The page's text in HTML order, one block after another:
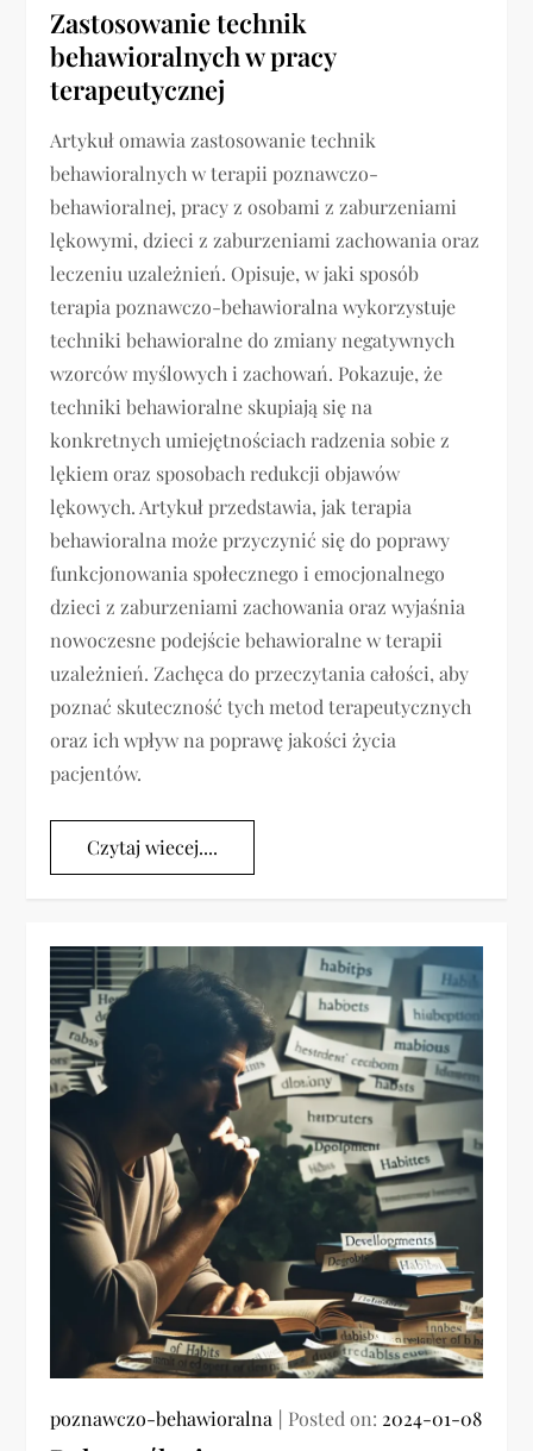
Zastosowanie technik
behawioralnych w pracy
terapeutycznej
Artykuł omawia zastosowanie technik
behawioralnych w terapii poznawczo-
behawioralnej, pracy z osobami z zaburzeniami
lękowymi, dzieci z zaburzeniami zachowania oraz
leczeniu uzależnień. Opisuje, w jaki sposób
terapia poznawczo-behawioralna wykorzystuje
techniki behawioralne do zmiany negatywnych
wzorców myślowych i zachowań. Pokazuje, że
techniki behawioralne skupiają się na
konkretnych umiejętnościach radzenia sobie z
lękiem oraz sposobach redukcji objawów
lękowych. Artykuł przedstawia, jak terapia
behawioralna może przyczynić się do poprawy
funkcjonowania społecznego i emocjonalnego
dzieci z zaburzeniami zachowania oraz wyjaśnia
nowoczesne podejście behawioralne w terapii
uzależnień. Zachęca do przeczytania całości, aby
poznać skuteczność tych metod terapeutycznych
oraz ich wpływ na poprawę jakości życia
pacjentów.
Czytaj wiecej....
poznawczo-behawioralna Posted on: 2024-01-08